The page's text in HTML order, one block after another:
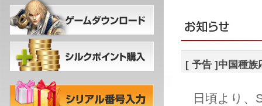
お知らせ
アップデート
イベント
ゲームの準備
はじめに
初心者ガイド
錬金術
バトル
ダンジ
要塞戦
[予告]中国種族
日頃より